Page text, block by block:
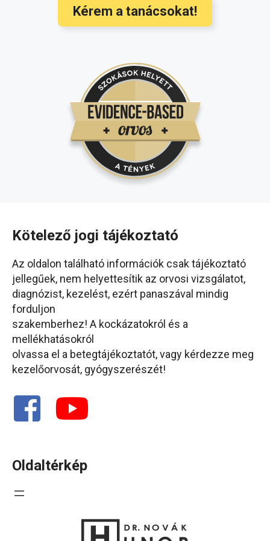
Kérem a tanácsokat!
Kötelező jogi tájékoztató
Az oldalon található információk csak tájékoztató
jellegűek, nem helyettesítik az orvosi vizsgálatot,
diagnózist, kezelést, ezért panaszával mindig
forduljon
szakemberhez! A kockázatokról és a
mellékhatásokról
olvassa el a betegtájékoztatót, vagy kérdezze meg
kezelőorvosát, gyógyszerészét!
Oldaltérkép